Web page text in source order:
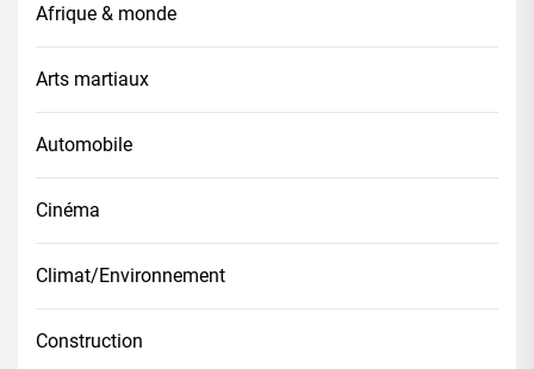
Afrique & monde
Arts martiaux
Automobile
Cinéma
Climat/Environnement
Construction